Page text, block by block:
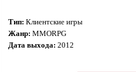
Тип: Клиентские игры
Жанр: MMORPG
Дата выхода: 2012